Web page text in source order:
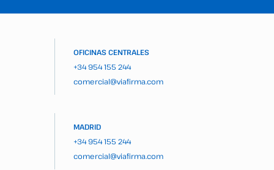
OFICINAS CENTRALES
+34 954 155 244
comercial@viafirma.com
MADRID
+34 954 155 244
comercial@viafirma.com